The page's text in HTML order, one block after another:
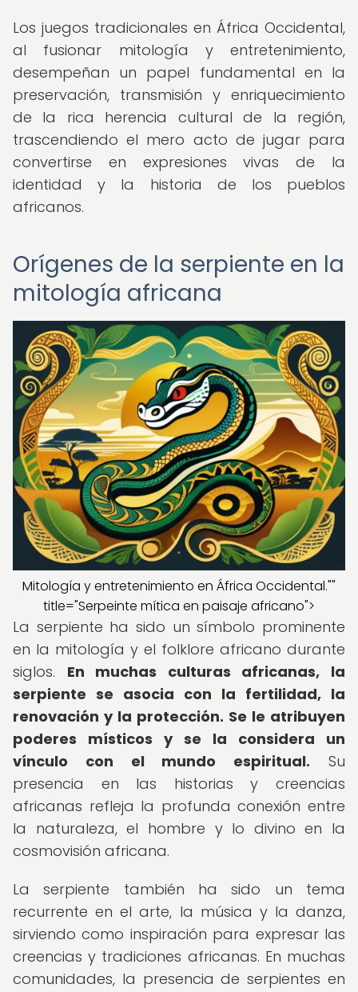
Los juegos tradicionales en África Occidental,
al fusionar mitología y entretenimiento,
desempeñan un papel fundamental en la
preservación, transmisión y enriquecimiento
de la rica herencia cultural de la región,
trascendiendo el mero acto de jugar para
convertirse en expresiones vivas de la
identidad y la historia de los pueblos
africanos.
Orígenes de la serpiente en la
mitología africana
Mitología y entretenimiento en África Occidental.""
title="Serpeinte mítica en paisaje africano">
La serpiente ha sido un símbolo prominente
en la mitología y el folklore africano durante
siglos. En muchas culturas africanas, la
serpiente se asocia con la fertilidad, la
renovación y la protección. Se le atribuyen
poderes místicos y se la considera un
vínculo con el mundo espiritual. Su
presencia en las historias y creencias
africanas refleja la profunda conexión entre
la naturaleza, el hombre y lo divino en la
cosmovisión africana.
La serpiente también ha sido un tema
recurrente en el arte, la música y la danza,
sirviendo como inspiración para expresar las
creencias y tradiciones africanas. En muchas
comunidades, la presencia de serpientes en